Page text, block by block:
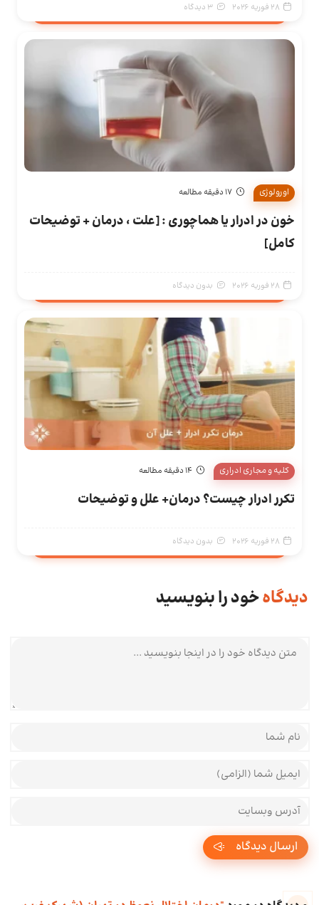
28 فوریه 2026 3 دیدگاه
اورولوژی 17 دقیقه مطالعه
خون در ادرار یا هماچوری : [علت ، درمان + توضیحات
کامل]
28 فوریه 2026 بدون دیدگاه
کلیه و مجاری ادراری 14 دقیقه مطالعه
تکرر ادرار چیست؟ درمان+ علل و توضیحات
28 فوریه 2026 بدون دیدگاه
دیدگاهخود را بنویسید
متن دیدگاه شما
نام و نام خانوادگی شما
ایمیل شما
آدرس وبسایت شما
ارسال دیدگاه